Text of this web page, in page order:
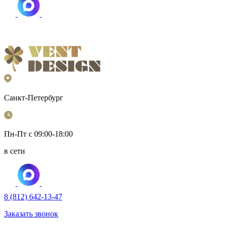
Санкт-Петербург
Пн-Пт с 09:00-18:00
в сети
8 (812) 642-13-47
Заказать звонок